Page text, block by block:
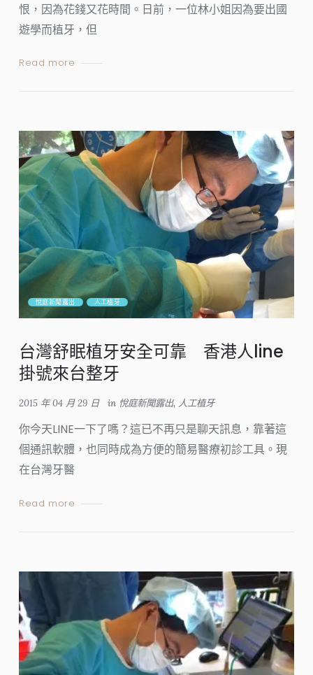
恨，因為花錢又花時間。日前，一位林小姐因為要出國
遊學而植牙，但
Read more
悅庭新聞露出 人工植牙
台灣舒眠植牙安全可靠 香港人line
掛號來台整牙
2015 年 04 月 29 日 in 悅庭新聞露出, 人工植牙
你今天LINE一下了嗎？這已不再只是聊天訊息，靠著這
個通訊軟體，也同時成為方便的簡易醫療初診工具。現
在台灣牙醫
Read more